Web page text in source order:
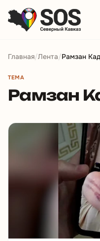
Главная/Лента/Рамзан
ТЕМА
Рамзан